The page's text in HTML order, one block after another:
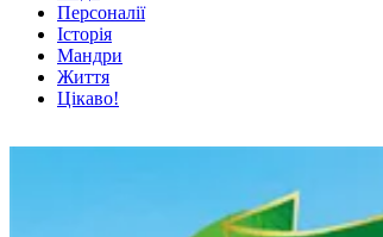
Персоналії
Історія
Мандри
Життя
Цікаво!